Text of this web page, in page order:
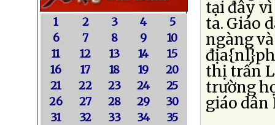
1 2 3 4
5
6
7 8 9
10
11
12 13 14
15
16
17 18 19
20
21
22 23 24
25
26
27 28 29
30
31
32 33 34
35
tại đây
ta. Giáo
ngàng
thị trấn
trường
giáo dân